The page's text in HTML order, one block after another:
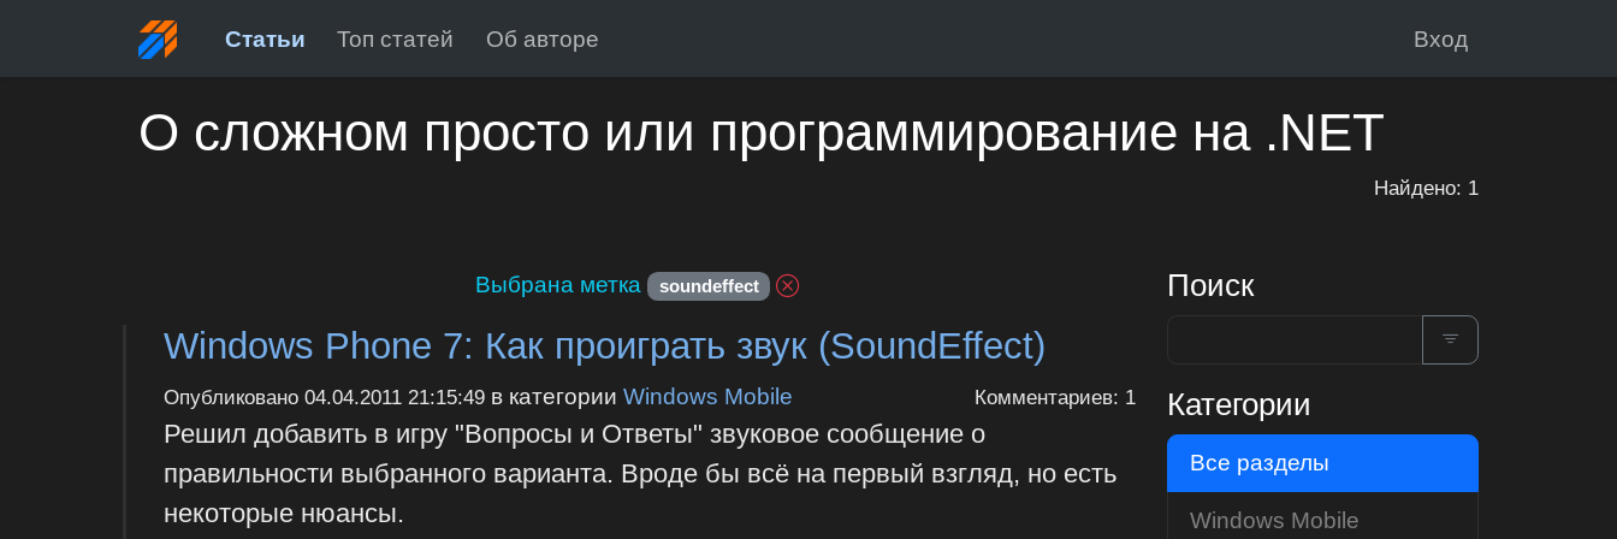
Статьи Топ статей Об авторе Вход
О сложном просто или программирование на .NET
Найдено: 1
Выбрана метка soundeffect
Windows Phone 7: Как проиграть звук (SoundEffect)
Опубликовано 04.04.2011 21:15:49в категории Windows Mobile Комментариев: 1
Решил добавить в игру "Вопросы и Ответы" звуковое сообщение о
правильности выбранного варианта. Вроде бы всё на первый взгляд, но есть
некоторые нюансы.
Поиск
Категории
Все разделы
Windows Mobile